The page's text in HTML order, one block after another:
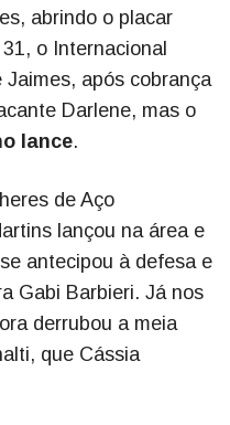
abrindo o placar
o Internacional
Jaimes, após cobrança
Darlene, mas o
lance.
de Aço
lançou na área e
antecipou à defesa e
Gabi Barbieri. Já nos
derrubou a meia
que Cássia